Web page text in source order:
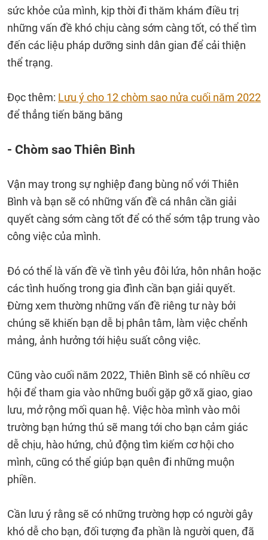
sức khỏe của mình, kịp thời đi thăm khám điều trị
những vấn đề khó chịu càng sớm càng tốt, có thể tìm
đến các liệu pháp dưỡng sinh dân gian để cải thiện
thể trạng.
Đọc thêm: Lưu ý cho 12 chòm sao nửa cuối năm 2022
để thẳng tiến băng băng
- Chòm sao Thiên Bình
Vận may trong sự nghiệp đang bùng nổ với Thiên
Bình và bạn sẽ có những vấn đề cá nhân cần giải
quyết càng sớm càng tốt để có thể sớm tập trung vào
công việc của mình.
Đó có thể là vấn đề về tình yêu đôi lứa, hôn nhân hoặc
các tình huống trong gia đình cần bạn giải quyết.
Đừng xem thường những vấn đề riêng tư này bởi
chúng sẽ khiến bạn dễ bị phân tâm, làm việc chểnh
mảng, ảnh hưởng tới hiệu suất công việc.
Cũng vào cuối năm 2022, Thiên Bình sẽ có nhiều cơ
hội để tham gia vào những buổi gặp gỡ xã giao, giao
lưu, mở rộng mối quan hệ. Việc hòa mình vào môi
trường bạn hứng thú sẽ mang tới cho bạn cảm giác
dễ chịu, hào hứng, chủ động tìm kiếm cơ hội cho
mình, cũng có thể giúp bạn quên đi những muộn
phiền.
Cần lưu ý rằng sẽ có những trường hợp có người gây
khó dễ cho bạn, đối tượng đa phần là người quen, đã